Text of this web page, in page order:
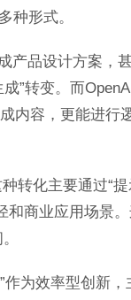
种形式。
产品设计方案，
”转变。而
内容，更能进行
转化主要通过“
和商业应用场景
作为效率型创新，